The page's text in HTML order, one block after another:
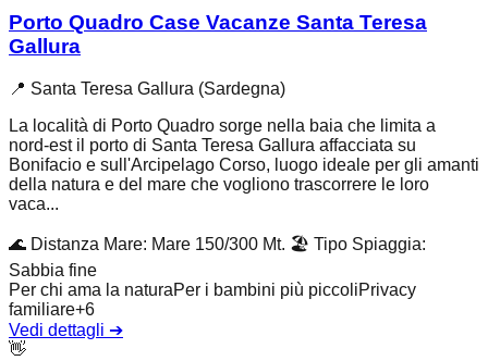
Porto Quadro Case Vacanze Santa Teresa
Gallura
📍 Santa Teresa Gallura (Sardegna)
La località di Porto Quadro sorge nella baia che limita a
nord-est il porto di Santa Teresa Gallura affacciata su
Bonifacio e sull'Arcipelago Corso, luogo ideale per gli amanti
della natura e del mare che vogliono trascorrere le loro
vaca...
🌊 Distanza Mare: Mare 150/300 Mt. 🏖️ Tipo Spiaggia:
Sabbia fine
Per chi ama la naturaPer i bambini più piccoliPrivacy
familiare+6
Vedi dettagli ➔
👋